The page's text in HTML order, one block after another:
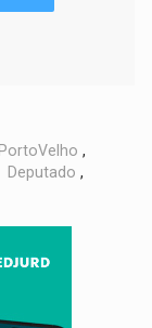
PortoVelho ,
Deputado ,